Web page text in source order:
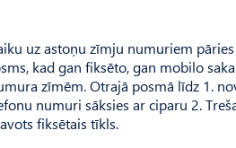
uz astoņu zīmju numuriem
kad gan fiksēto, gan mobilo
zīmēm. Otrajā posmā līdz 1.
numuri sāksies ar ciparu 2.
fiksētais tīkls.